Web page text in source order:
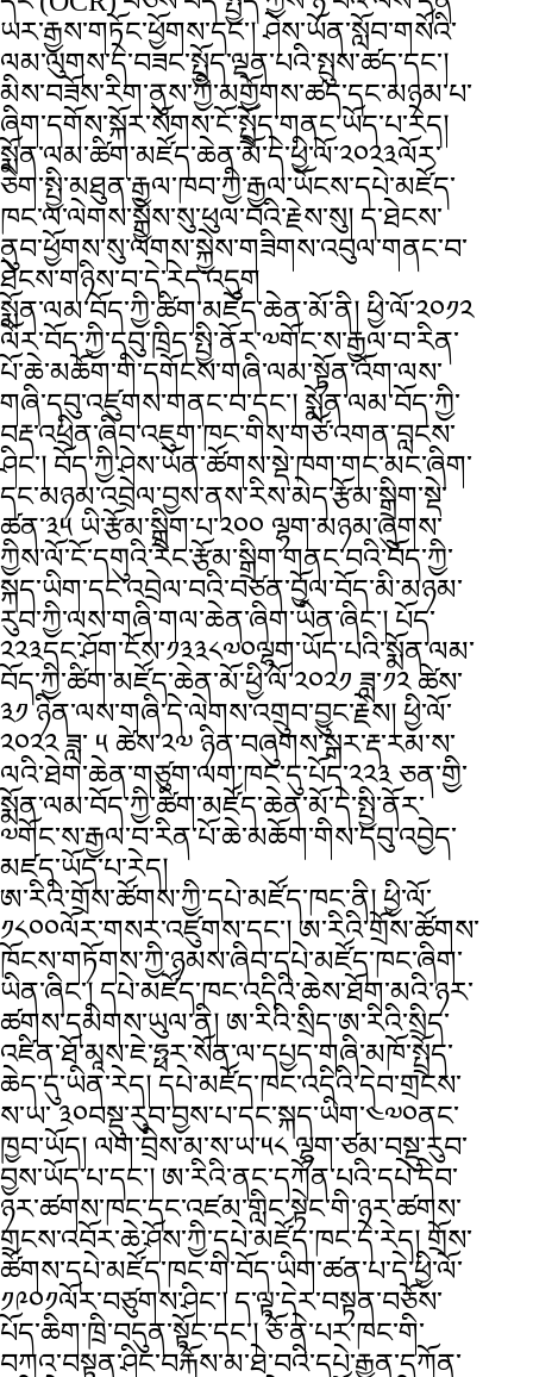
ཡར་རྒྱས་གཏོང་ཕྱོགས་དང་། ཤེས་ཡོན་སློབ་གསོའི་
ལམ་ལུགས་དེ་བཟང་སྤྱོད་ལྡན་པའི་སྤུས་ཚད་དང་།
མིས་བཟོས་རིག་ནུས་ཀྱི་མགྱོགས་ཚད་དང་མཉམ་པ་
ཞིག་དགོས་སྐོར་སོགས་ངོ་སྤྲོད་གནང་ཡོད་པ་རེད།
སྨོན་ལམ་ཚིག་མཛོད་ཆེན་མོ་དེ་ཕྱི་ལོ་༢༠༢༣ལོར་
ཅེག་སྤྱི་མཐུན་རྒྱལ་ཁབ་ཀྱི་རྒྱལ་ཡོངས་དཔེ་མཛོད་
ཁང་ལ་ལེགས་སྐྱེས་སུ་ཕུལ་བའི་རྗེས་སུ། ད་ཐེངས་
ནུབ་ཕྱོགས་སུ་ལེགས་སྐྱེས་གཟིགས་འབུལ་གནང་བ་
ཐེངས་གཉིས་བ་དེ་རེད་འདུག
སྨོན་ལམ་བོད་ཀྱི་ཚིག་མཛོད་ཆེན་མོ་ནི། ཕྱི་ལོ་༢༠༡༢
ལོར་བོད་ཀྱི་དབུ་ཁྲིད་སྤྱི་ནོར་༧གོང་ས་རྒྱལ་བ་རིན་
པོ་ཆེ་མཆོག་གི་དགོངས་གཞི་ལམ་སྟོན་འོག་ལས་
གཞི་དབུ་འཛུགས་གནང་བ་དང་། སྨོན་ལམ་བོད་ཀྱི་
བརྡ་འཕྲིན་ཞིབ་འཇུག་ཁང་གིས་གཙོ་འགན་བླངས་
ཤིང་། བོད་ཀྱི་ཤེས་ཡོན་ཚོགས་སྡེ་ཁག་གང་མང་ཞིག་
དང་མཉམ་འབྲེལ་བྱས་ནས་རིས་མེད་རྩོམ་སྒྲིག་སྡེ་
ཚན་༣༥ ཡི་རྩོམ་སྒྲིག་པ་༢༠༠ ལྷག་མཉམ་ཞུགས་
ཀྱིས་ལོ་ངོ་དགུའི་རིང་རྩོམ་སྒྲིག་གནང་བའི་བོད་ཀྱི་
སྐད་ཡིག་དང་འབྲེལ་བའི་བཙན་བྱོལ་བོད་མི་མཉམ་
རུབ་ཀྱི་ལས་གཞི་གལ་ཆེན་ཞིག་ཡིན་ཞིང་། པོད་
༢༢༣དང་ཤོག་ངོས་༡༣༣༨༧༠ལྷག་ཡོད་པའི་སྨོན་ལམ་
བོད་ཀྱི་ཚིག་མཛོད་ཆེན་མོ་ཕྱི་ལོ་༢༠༢༡ ཟླ་༡༢ ཚེས་
༣༡ ཉིན་ལས་གཞི་དེ་ལེགས་འགྲུབ་བྱུང་རྗེས། ཕྱི་ལོ་
༢༠༢༢ ཟླ་ ༥ ཚེས་༢༧ ཉིན་བཞུགས་སྒར་རྡ་རམ་ས་
ལའི་ཐེག་ཆེན་གཙུག་ལག་ཁང་དུ་པོད་༢༢༣ ཅན་གྱི་
སྨོན་ལམ་བོད་ཀྱི་ཚིག་མཛོད་ཆེན་མོ་དེ་སྤྱི་ནོར་
༧གོང་ས་རྒྱལ་བ་རིན་པོ་ཆེ་མཆོག་གིས་དབུ་འབྱེད་
མཛད་ཡོད་པ་རེད།
ཨ་རིའི་གྲོས་ཚོགས་ཀྱི་དཔེ་མཛོད་ཁང་ནི། ཕྱི་ལོ་
༡༨༠༠ལོར་གསར་འཛུགས་དང་། ཨ་རིའི་གྲོས་ཚོགས་
ཁོངས་གཏོགས་ཀྱི་ཉམས་ཞིབ་དཔེ་མཛོད་ཁང་ཞིག་
ཡིན་ཞིང་། དཔེ་མཛོད་ཁང་འདིའི་ཆེས་ཐོག་མའི་ཉར་
ཚགས་དམིགས་ཡུལ་ནི། ཨ་རིའི་སྲིད་ཨ་རིའི་སྲིད་
འཛིན་ཐོ་མཱས་ཇེ་ཧྥར་སོན་ལ་དཔྱད་གཞི་མཁོ་སྤྲོད་
ཆེད་དུ་ཡིན་རེད། དཔེ་མཛོད་ཁང་འདིའི་དེབ་གྲངས་
ས་ཡ་ ༣༠བསྡུ་རུབ་བྱས་པ་དང་སྐད་ཡིག་༤༧༠ནང་
ཁྱབ་ཡོད། ལག་བྲིས་མ་ས་ཡ་༥༨ ལྷག་ཙམ་བསྡུ་རུབ་
བྱས་ཡོད་པ་དང་། ཨ་རིའི་ནང་དཀོན་པའི་དཔེ་དེབ་
ཉར་ཚགས་ཁང་དང་འཛམ་གླིང་སྟེང་གི་ཉར་ཚགས་
གྲངས་འབོར་ཆེ་ཤོས་ཀྱི་དཔེ་མཛོད་ཁང་དེ་རེད། གྲོས་
ཚོགས་དཔེ་མཛོད་ཁང་གི་བོད་ཡིག་ཚན་པ་དེ་ཕྱི་ལོ་
༡༩༠༡ལོར་བཙུགས་ཤིང་། ད་ལྟ་དེར་བསྟན་བཅོས་
པོད་ཆིག་ཁྲི་བདུན་སྟོང་དང་། ཅོ་ནེ་པར་ཁང་གི་
བཀའ་བསྟན་ཤིང་བརྐོས་མ་ཐེ་བའི་དཔེ་རྒྱུན་དཀོན་